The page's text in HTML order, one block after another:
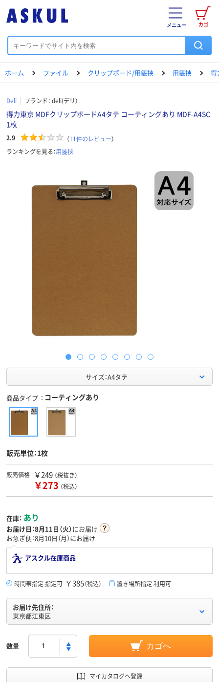
カゴ
メニュー
ホーム ファイル クリップボード/用箋挟 用箋挟 得
Deli ブランド： deli(デリ）
得力東京 MDFクリップボードA4タテ コーティングあり MDF-A4SC
1枚
2.9 （11件のレビュー）
ランキングを見る：用箋挟
サイズ：A4タテ
商品タイプ コーティングあり
販売単位：1枚
販売価格 ￥249 （税抜き）
￥273 （税込）
在庫： あり
お届け日：8月11日（火）にお届け
お急ぎ便：8月10日（月）にお届け
アスクル在庫商品
時間帯指定 指定可 ￥385（税込） 置き場所指定 利用可
お届け先住所：
東京都江東区
数量 カゴへ
マイカタログへ登録